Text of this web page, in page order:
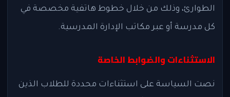
الطوارئ، وذلك من خلال خطوط هاتفية مخصصة في
كل مدرسة أو عبر مكاتب الإدارة المدرسية.
الاستثناءات والضوابط الخاصة
نصت السياسة على استثناءات محددة للطلاب الذين